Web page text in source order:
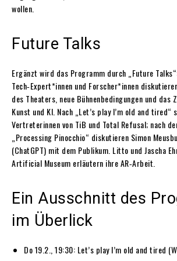
wollen.
Future Talks
Ergänzt wird das Programm durch „Future
Tech‑Expert*innen und Forscher*innen
des Theaters, neue Bühnenbedingungen und das
Kunst und KI. Nach „Let’s play I’m old and tired“
Vertreterinnen von TiB und Total Refusal; nach
„Processing Pinocchio“ diskutieren Simon
(ChatGPT) mit dem Publikum. Litto und Jascha
Artificial Museum erläutern ihre AR‑Arbeit.
Ein Ausschnitt des
im Überlick
Do 19.2., 19:30: Let’s play I’m old and tired